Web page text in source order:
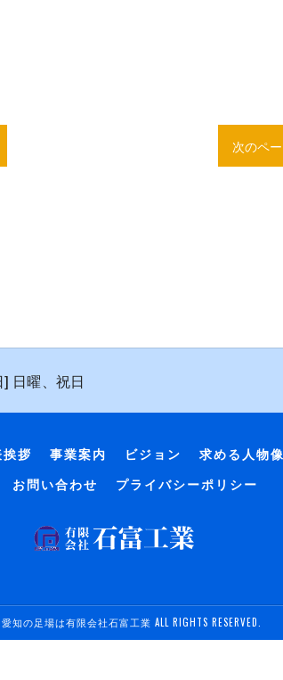
次のペ
] 日曜、祝日
拶 事業案内 ビジョン 求める人物像
お問い合わせ プライバシーポリシー
知の足場は有限会社石富工業 ALL RIGHTS RESERVED.